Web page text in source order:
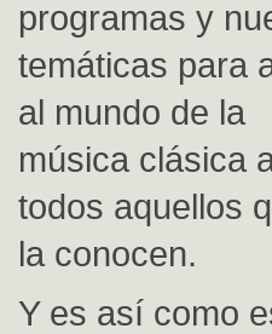
programas y
temáticas para
al mundo de la
música clásica
todos aquellos
la conocen.
Y es así como